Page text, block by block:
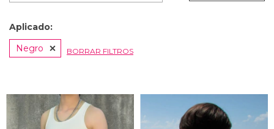
Aplicado:
Negro
BORRAR FILTROS